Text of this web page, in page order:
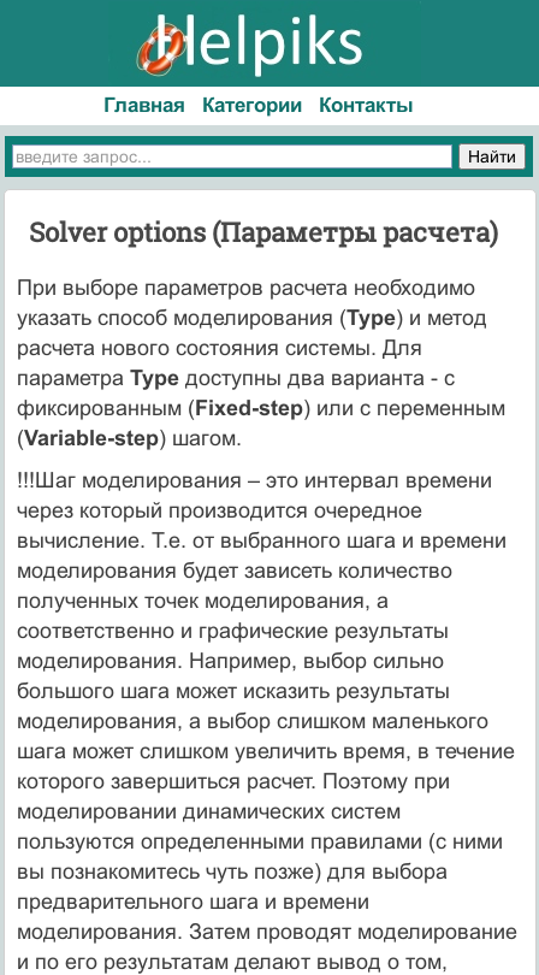
Главная Категории Контакты
Solver options (Параметры расчета)
При выборе параметров расчета необходимо
указать способ моделирования (Type) и метод
расчета нового состояния системы. Для
параметра Typeдоступны два варианта - c
фиксированным (Fixed-step) или с переменным
(Variable-step) шагом.
!!!Шаг моделирования – это интервал времени
через который производится очередное
вычисление. Т.е. от выбранного шага и времени
моделирования будет зависеть количество
полученных точек моделирования, а
соответственно и графические результаты
моделирования. Например, выбор сильно
большого шага может исказить результаты
моделирования, а выбор слишком маленького
шага может слишком увеличить время, в течение
которого завершиться расчет. Поэтому при
моделировании динамических систем
пользуются определенными правилами (с ними
вы познакомитесь чуть позже) для выбора
предварительного шага и времени
моделирования. Затем проводят моделирование
и по его результатам делают вывод о том,